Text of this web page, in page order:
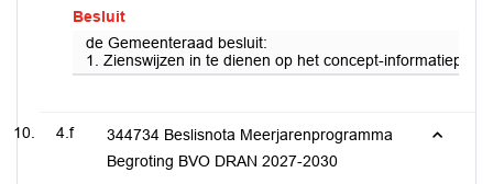
Besluit
de Gemeenteraad besluit:
1. Zienswijzen in te dienen op het concept-
4.f
344734 Beslisnota Meerjarenprogramma
Begroting BVO DRAN 2027-2030